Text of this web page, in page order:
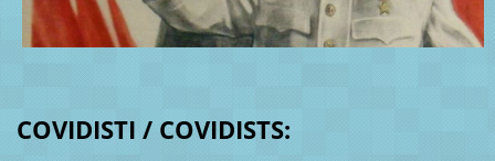
COVIDISTI / COVIDISTS: